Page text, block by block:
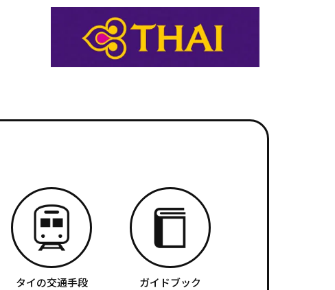
タイの交通手段 ガイドブック